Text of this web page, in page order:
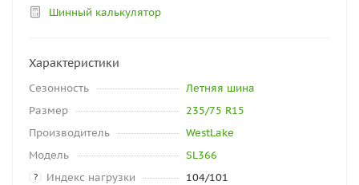
Шинный калькулятор
Характеристики
Сезонность
Летняя шина
Размер
235/75 R15
Производитель
WestLake
Модель
SL366
? Индекс нагрузки 104/101